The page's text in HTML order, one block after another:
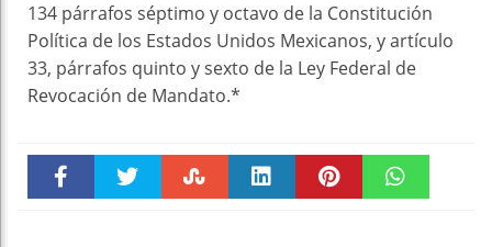
134 párrafos séptimo y octavo de la Constitución
Política de los Estados Unidos Mexicanos, y artículo
33, párrafos quinto y sexto de la Ley Federal de
Revocación de Mandato.*